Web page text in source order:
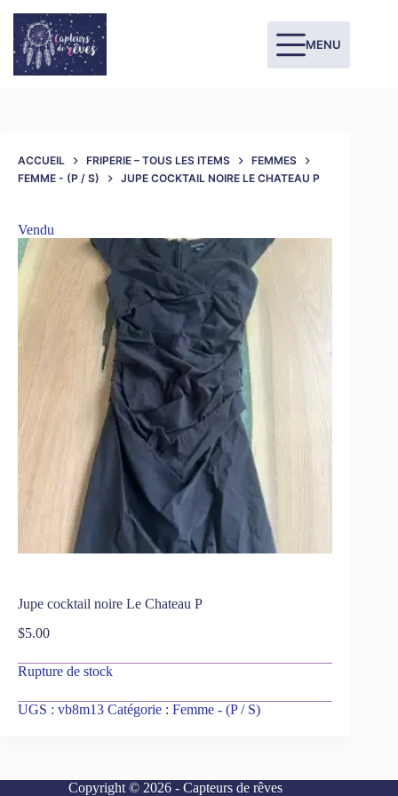
MENU
ACCUEIL FRIPERIE – TOUS LES ITEMS
FEMMES
FEMME - (P / S)
JUPE COCKTAIL NOIRE LE CHATEAU P
Vendu
Jupe cocktail noire Le Chateau P
$5.00
Rupture de stock
UGS : vb8m13 Catégorie : Femme - (P / S)
Copyright © 2026 - Capteurs de rêves